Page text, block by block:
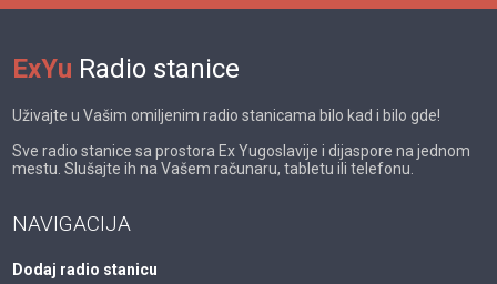
ExYu Radio stanice
Uživajte u Vašim omiljenim radio stanicama bilo kad i bilo gde!
Sve radio stanice sa prostora Ex Yugoslavije i dijaspore na jednom
mestu. Slušajte ih na Vašem računaru, tabletu ili telefonu.
NAVIGACIJA
Dodaj radio stanicu